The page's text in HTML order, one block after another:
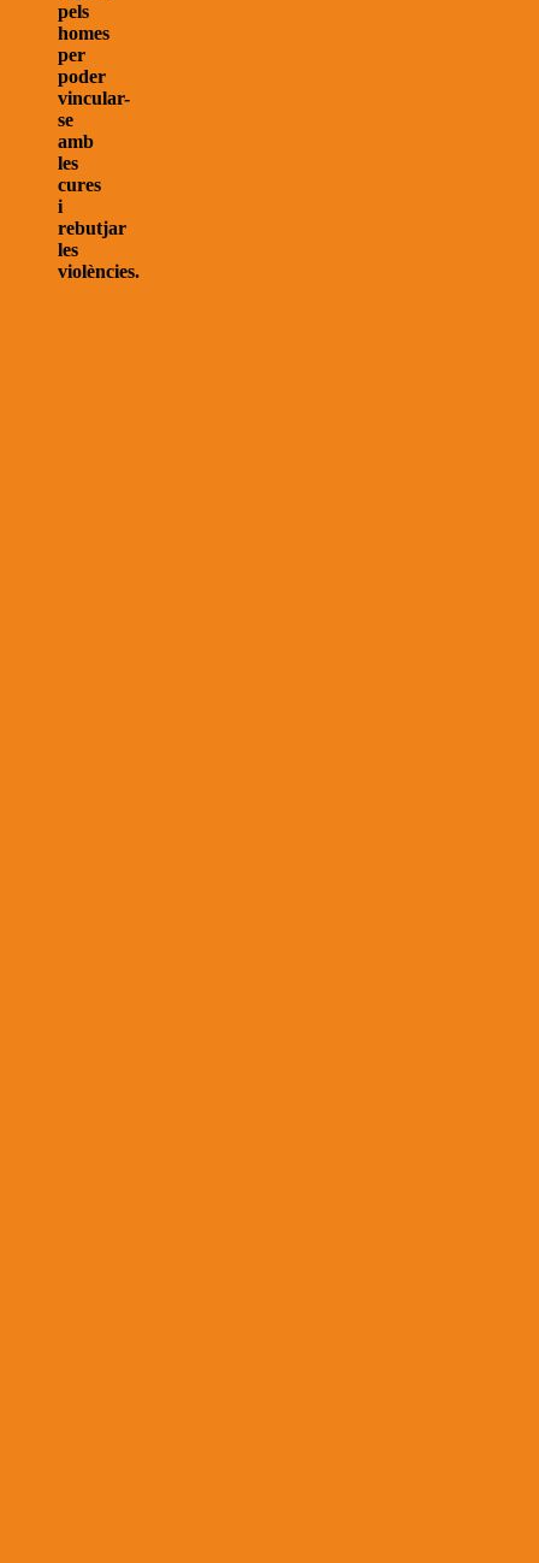
pels
homes
per
poder
vincular-
se
amb
les
cures
i
rebutjar
les
violències.